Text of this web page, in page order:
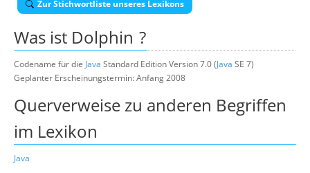
Über uns
Suche
Zur Stichwortliste unseres Lexikons
Was ist Dolphin ?
Codename für die Java Standard Edition Version 7.0 (Java SE 7)
Geplanter Erscheinungstermin: Anfang 2008
Querverweise zu anderen Begriffen
im Lexikon
Java